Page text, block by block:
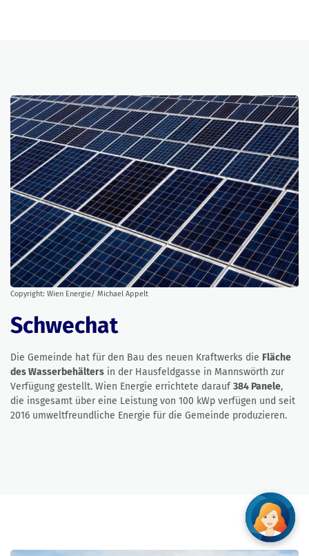
Copyright: Wien Energie/ Michael Appelt
Schwechat
Die Gemeinde hat für den Bau des neuen Kraftwerks die Fläche
des Wasserbehälters in der Hausfeldgasse in Mannswörth zur
Verfügung gestellt. Wien Energie errichtete darauf 384 Panele,
die insgesamt über eine Leistung von 100 kWp verfügen und seit
2016 umweltfreundliche Energie für die Gemeinde produzieren.